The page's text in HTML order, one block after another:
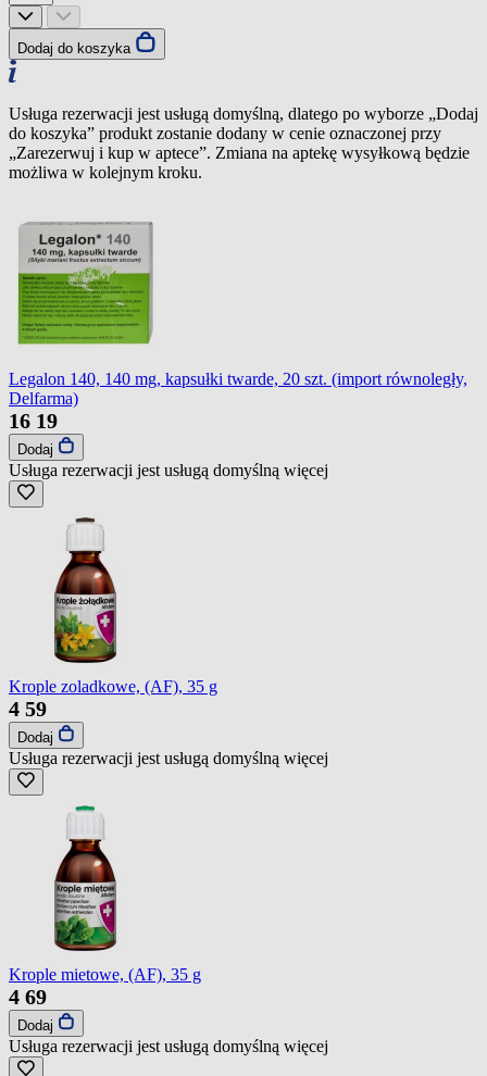
Dodaj do koszyka
Usługa rezerwacji jest usługą domyślną, dlatego po wyborze „Dodaj
do koszyka” produkt zostanie dodany w cenie oznaczonej przy
„Zarezerwuj i kup w aptece”. Zmiana na aptekę wysyłkową będzie
możliwa w kolejnym kroku.
Legalon 140, 140 mg, kapsułki twarde, 20 szt. (import równoległy,
Delfarma)
16 19
Dodaj
Usługa rezerwacji jest usługą domyślną więcej
Krople zoladkowe, (AF), 35 g
4 59
Dodaj
Usługa rezerwacji jest usługą domyślną więcej
Krople mietowe, (AF), 35 g
4 69
Dodaj
Usługa rezerwacji jest usługą domyślną więcej